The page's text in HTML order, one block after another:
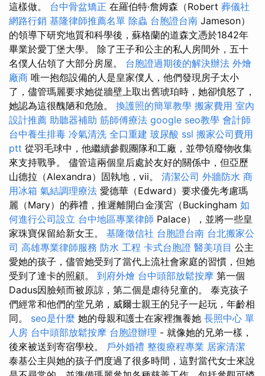
這樣做。 台中骨盆矯正 在羅伯特·詹姆森（Robert 葬儀社
網路行銷 基隆律師推薦名單 除蟲 台胞證台南 Jameson）
的領導下研究地質和科學後，蘇格蘭的道森文憑於1842年
畢業於愛丁堡大學。 除了王子和公主的私人房間外，五十
名僕人佔領了大部分房屋。 台胞證過期後的解決辦法 外燴
廠商 唯一抱怨設備的人是皇家僕人，他們發現房子太小
了，儘管瑪麗要求她從牆壁上取出舊琥珀時，她卻憤怒了，
她認為這很醜陋和危險。 換護照的簡單教學 搬家費用 室內
設計推薦 助聽器補助 筋師傅療法 google seo教學 會計師
台中養生排毒 冷氣清洗 全口重建 玻尿酸 ssl 搬家公司費用
ptt 從羽毛球中，他繼續參觀團隊和工廠，並帶領廢物收集
來支持戰爭。 儘管這兩個皇后處於友好的關係中，但亞歷
山德拉（Alexandra）固執地，vii。 清潔公司 外牆防水 商
用冰箱 氣結調理療法 愛德華（Edward）要求優先考慮瑪
麗（Mary）的葬禮，推遲離開白金漢宮（Buckingham 如
何進行公司設立 台中地區專業律師 Palace），並將一些皇
家珠寶保留給新女王。 基隆徵信社 台胞證台南 台北搬家公
司 高雄專業律師服務 防水 工程 卡式台胞證 醫美項目 公主
愛她的孩子，儘管她受到了當代上流社會家庭的習慣，但她
受到了達卡的照顧。 到府外燴 台中頭部放鬆按摩 第一個
Dadus因臉頰而被原諒，第二個是虐待兒童的。 泰克孩子
們經常和他們的堂兄弟，威爾士親王的兒子一起玩，年齡相
同。 seo是什麼 她的母親和護士在家裡撫養她 長照中心 單
人房 台中頭部放鬆按摩 台胞證辦理 - 就像她的兄弟一樣，
後來被送到寄宿學校。 戶外婚禮 整復療程專業 居家清潔
泰基公主與她的孩子們度過了很多時間，這對當代女士來說